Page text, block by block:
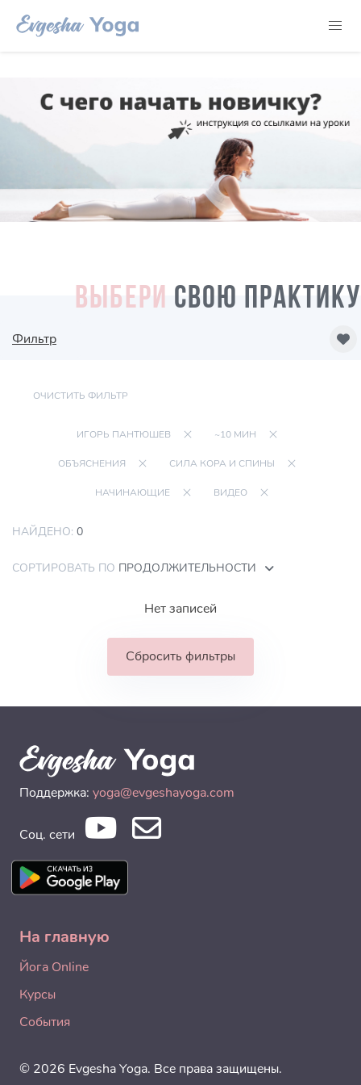
ВЫБЕРИ СВОЮ ПРАКТИКУ
Фильтр
ОЧИСТИТЬ ФИЛЬТР
ИГОРЬ ПАНТЮШЕВ ~10 МИН
ОБЪЯСНЕНИЯ СИЛА КОРА И СПИНЫ
НАЧИНАЮЩИЕ ВИДЕО
НАЙДЕНО: 0
СОРТИРОВАТЬ ПО ПРОДОЛЖИТЕЛЬНОСТИ
Нет записей
Сбросить фильтры
Поддержка: yoga@evgeshayoga.com
Соц. сети
На главную
Йога Online
Курсы
События
© 2026 Evgesha Yoga. Все права защищены.